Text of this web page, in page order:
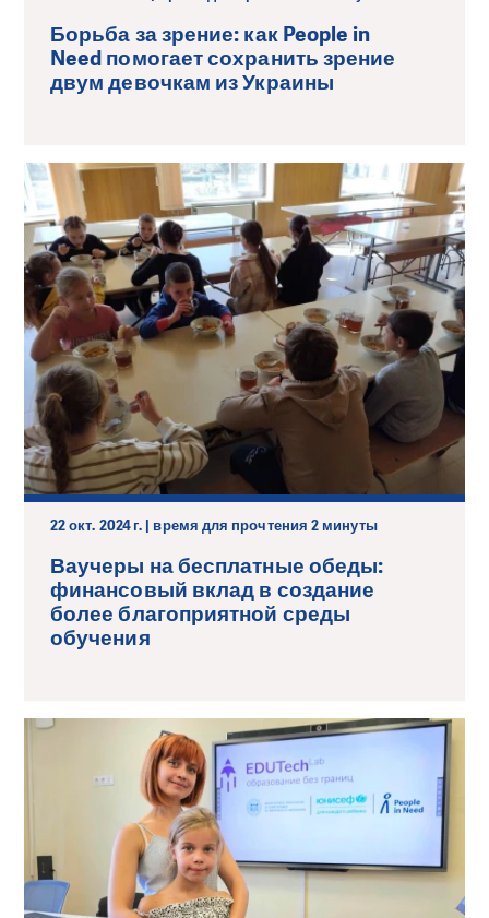
Борьба за зрение: как People in
Need помогает сохранить зрение
двум девочкам из Украины
22 окт. 2024 г. | время для прочтения 2 минуты
Ваучеры на бесплатные обеды:
финансовый вклад в создание
более благоприятной среды
обучения